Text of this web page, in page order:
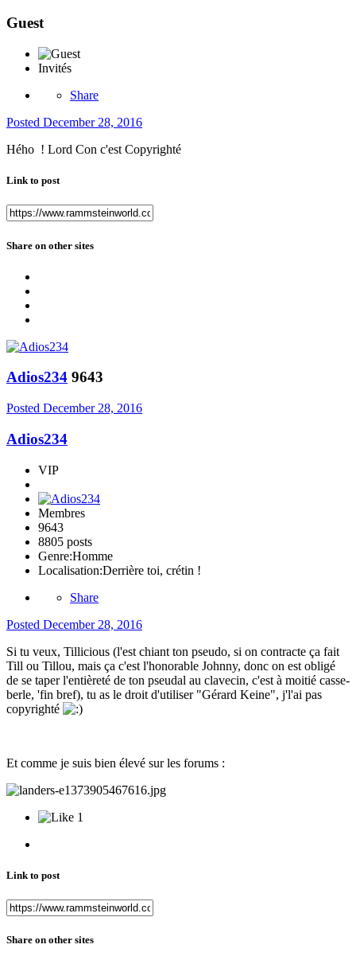
Guest
Invités
Share
Posted December 28, 2016
Hého ! Lord Con c'est Copyrighté
Link to post
Share on other sites
Adios234 9643
Posted December 28, 2016
Adios234
VIP
Membres
9643
8805 posts
Genre:Homme
Localisation:Derrière toi, crétin !
Share
Posted December 28, 2016
Si tu veux, Tillicious (l'est chiant ton pseudo, si on contracte ça fait
Till ou Tillou, mais ça c'est l'honorable Johnny, donc on est obligé
de se taper l'entièreté de ton pseudal au clavecin, c'est à moitié casse-
berle, 'fin bref), tu as le droit d'utiliser "Gérard Keine", j'l'ai pas
copyrighté
Et comme je suis bien élevé sur les forums :
1
Link to post
Share on other sites